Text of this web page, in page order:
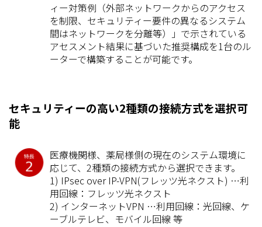
ィー対策例（外部ネットワークからのアクセス
を制限、セキュリティー要件の異なるシステム
間はネットワークを分離等）」で示されている
アセスメント結果に基づいた推奨構成を1台のル
ーターで構築することが可能です。
セキュリティーの高い2種類の接続方式を選択可
能
医療機関様、薬局様側の現在のシステム環境に
応じて、2種類の接続方式から選択できます。
1) IPsec over IP-VPN(フレッツ光ネクスト) …利
用回線：フレッツ光ネクスト
2) インターネットVPN …利用回線：光回線、ケ
ーブルテレビ、モバイル回線 等